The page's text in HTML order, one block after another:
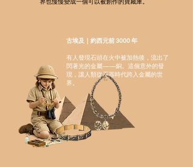
界也慢慢變成一個可以被創作的寶藏庫。
古埃及｜約西元前 3000 年
有人發現石頭在火中被加熱後，流出了
閃著光的金屬——銅。這個意外的發
現，讓人類從石器時代跨入金屬的世
界。